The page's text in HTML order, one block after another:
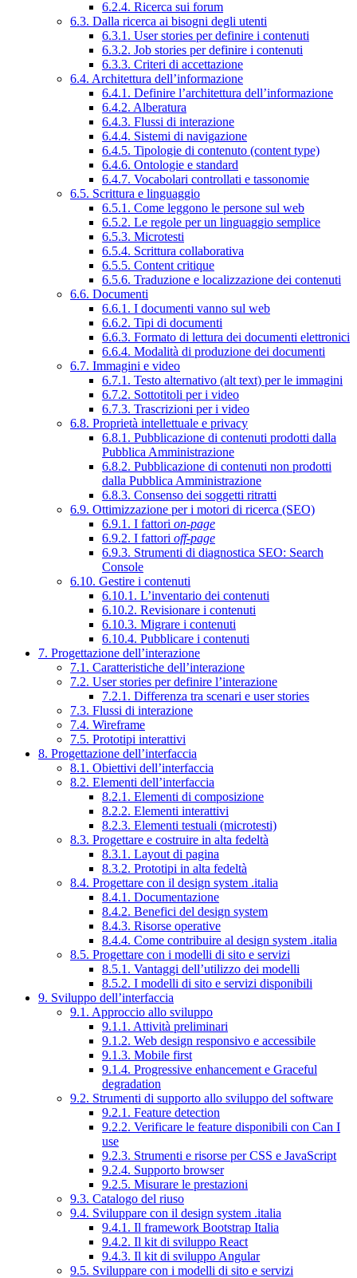
6.2.4. Ricerca sui forum
6.3. Dalla ricerca ai bisogni degli utenti
6.3.1. User stories per definire i contenuti
6.3.2. Job stories per definire i contenuti
6.3.3. Criteri di accettazione
6.4. Architettura dell’informazione
6.4.1. Definire l’architettura dell’informazione
6.4.2. Alberatura
6.4.3. Flussi di interazione
6.4.4. Sistemi di navigazione
6.4.5. Tipologie di contenuto (content type)
6.4.6. Ontologie e standard
6.4.7. Vocabolari controllati e tassonomie
6.5. Scrittura e linguaggio
6.5.1. Come leggono le persone sul web
6.5.2. Le regole per un linguaggio semplice
6.5.3. Microtesti
6.5.4. Scrittura collaborativa
6.5.5. Content critique
6.5.6. Traduzione e localizzazione dei contenuti
6.6. Documenti
6.6.1. I documenti vanno sul web
6.6.2. Tipi di documenti
6.6.3. Formato di lettura dei documenti elettronici
6.6.4. Modalità di produzione dei documenti
6.7. Immagini e video
6.7.1. Testo alternativo (alt text) per le immagini
6.7.2. Sottotitoli per i video
6.7.3. Trascrizioni per i video
6.8. Proprietà intellettuale e privacy
6.8.1. Pubblicazione di contenuti prodotti dalla
Pubblica Amministrazione
6.8.2. Pubblicazione di contenuti non prodotti
dalla Pubblica Amministrazione
6.8.3. Consenso dei soggetti ritratti
6.9. Ottimizzazione per i motori di ricerca (SEO)
6.9.1. I fattori on-page
6.9.2. I fattori off-page
6.9.3. Strumenti di diagnostica SEO: Search
Console
6.10. Gestire i contenuti
6.10.1. L’inventario dei contenuti
6.10.2. Revisionare i contenuti
6.10.3. Migrare i contenuti
6.10.4. Pubblicare i contenuti
7. Progettazione dell’interazione
7.1. Caratteristiche dell’interazione
7.2. User stories per definire l’interazione
7.2.1. Differenza tra scenari e user stories
7.3. Flussi di interazione
7.4. Wireframe
7.5. Prototipi interattivi
8. Progettazione dell’interfaccia
8.1. Obiettivi dell’interfaccia
8.2. Elementi dell’interfaccia
8.2.1. Elementi di composizione
8.2.2. Elementi interattivi
8.2.3. Elementi testuali (microtesti)
8.3. Progettare e costruire in alta fedeltà
8.3.1. Layout di pagina
8.3.2. Prototipi in alta fedeltà
8.4. Progettare con il design system .italia
8.4.1. Documentazione
8.4.2. Benefici del design system
8.4.3. Risorse operative
8.4.4. Come contribuire al design system .italia
8.5. Progettare con i modelli di sito e servizi
8.5.1. Vantaggi dell’utilizzo dei modelli
8.5.2. I modelli di sito e servizi disponibili
9. Sviluppo dell’interfaccia
9.1. Approccio allo sviluppo
9.1.1. Attività preliminari
9.1.2. Web design responsivo e accessibile
9.1.3. Mobile first
9.1.4. Progressive enhancement e Graceful
degradation
9.2. Strumenti di supporto allo sviluppo del software
9.2.1. Feature detection
9.2.2. Verificare le feature disponibili con Can I
use
9.2.3. Strumenti e risorse per CSS e JavaScript
9.2.4. Supporto browser
9.2.5. Misurare le prestazioni
9.3. Catalogo del riuso
9.4. Sviluppare con il design system .italia
9.4.1. Il framework Bootstrap Italia
9.4.2. Il kit di sviluppo React
9.4.3. Il kit di sviluppo Angular
9.5. Sviluppare con i modelli di sito e servizi